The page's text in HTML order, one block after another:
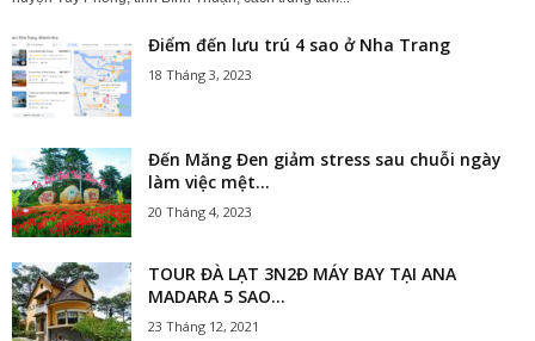
Điểm đến lưu trú 4 sao ở Nha Trang
18 Tháng 3, 2023
Đến Măng Đen giảm stress sau chuỗi ngày
làm việc mệt...
20 Tháng 4, 2023
TOUR ĐÀ LẠT 3N2Đ MÁY BAY TẠI ANA
MADARA 5 SAO...
23 Tháng 12, 2021